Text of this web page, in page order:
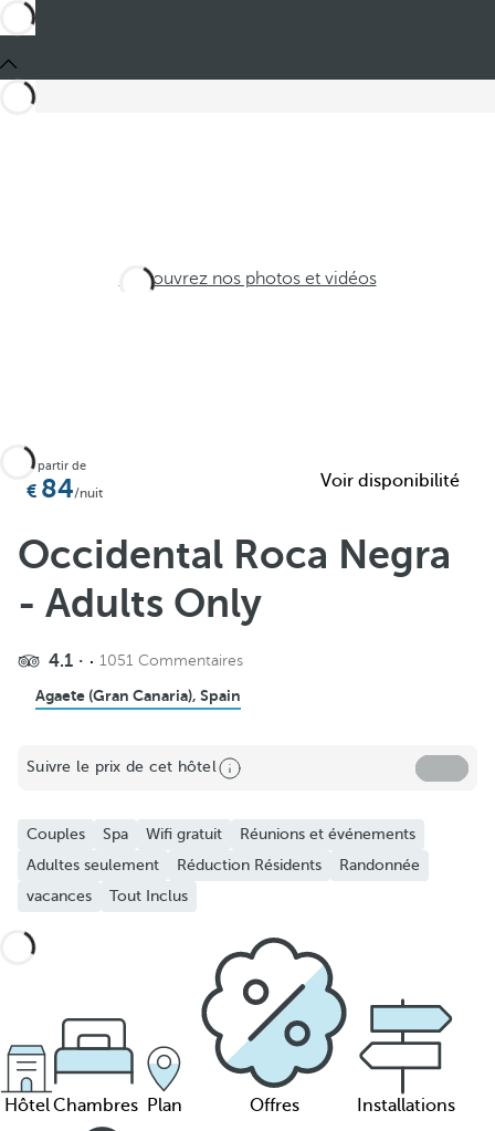
Découvrez nos photos et vidéos
À partir de
84/nuit
Voir disponibilité
Occidental Roca Negra
- Adults Only
4.1 1051 Commentaires
Agaete (Gran Canaria), Spain
Suivre le prix de cet hôtel
Couples Spa Wifi gratuit
Réunions et événements
Adultes seulement
Réduction Résidents
Randonnée
vacances
Tout Inclus
HôtelChambres Plan Offres Installations